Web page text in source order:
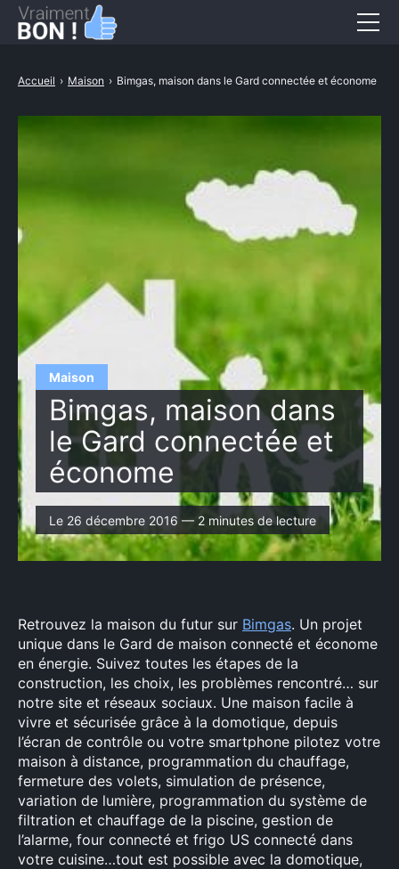
Maison
Bimgas, maison dans
le Gard connectée et
économe
Le 26 décembre 2016 — 2 minutes de lecture
Accueil › Maison › Bimgas, maison dans le Gard connectée et économe
Retrouvez la maison du futur sur Bimgas. Un projet
unique dans le Gard de maison connecté et économe
en énergie. Suivez toutes les étapes de la
construction, les choix, les problèmes rencontré… sur
notre site et réseaux sociaux. Une maison facile à
vivre et sécurisée grâce à la domotique, depuis
l’écran de contrôle ou votre smartphone pilotez votre
maison à distance, programmation du chauffage,
fermeture des volets, simulation de présence,
variation de lumière, programmation du système de
filtration et chauffage de la piscine, gestion de
l’alarme, four connecté et frigo US connecté dans
votre cuisine…tout est possible avec la domotique,